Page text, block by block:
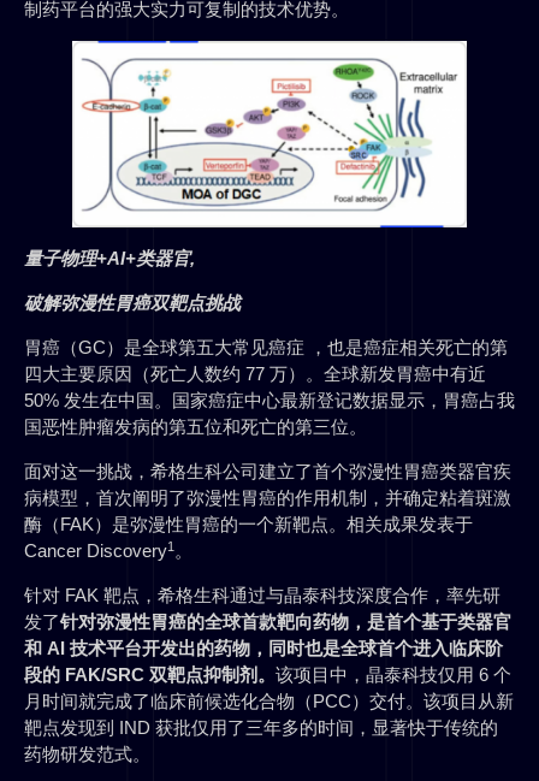
制药平台的强大实力可复制的技术优势。
量子物理+AI+类器官,
破解弥漫性胃癌双靶点挑战
胃癌（GC）是全球第五大常见癌症 ，也是癌症相关死亡的第
四大主要原因（死亡人数约 77 万）。全球新发胃癌中有近
50% 发生在中国。国家癌症中心最新登记数据显示，胃癌占我
国恶性肿瘤发病的第五位和死亡的第三位。
面对这一挑战，希格生科公司建立了首个弥漫性胃癌类器官疾
病模型，首次阐明了弥漫性胃癌的作用机制，并确定粘着斑激
酶（FAK）是弥漫性胃癌的一个新靶点。相关成果发表于
Cancer Discovery1 。
针对 FAK 靶点，希格生科通过与晶泰科技深度合作，率先研
发了针对弥漫性胃癌的全球首款靶向药物，是首个基于类器官
和 AI 技术平台开发出的药物，同时也是全球首个进入临床阶
段的 FAK/SRC 双靶点抑制剂。 该项目中，晶泰科技仅用 6 个
月时间就完成了临床前候选化合物（PCC）交付。该项目从新
靶点发现到 IND 获批仅用了三年多的时间，显著快于传统的
药物研发范式。